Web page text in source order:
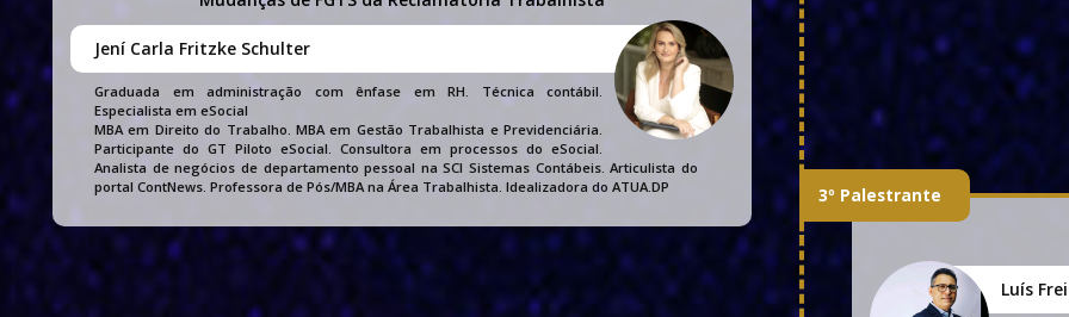
Jení Carla Fritzke Schulter
Graduada em administração com ênfase em RH. Técnica contábil.
Especialista em eSocial
MBA em Direito do Trabalho. MBA em Gestão Trabalhista e Previdenciária.
Participante do GT Piloto eSocial. Consultora em processos do eSocial.
Analista de negócios de departamento pessoal na SCI Sistemas Contábeis. Articulista do
portal ContNews. Professora de Pós/MBA na Área Trabalhista. Idealizadora do ATUA.DP
3º Palestrante
Luís